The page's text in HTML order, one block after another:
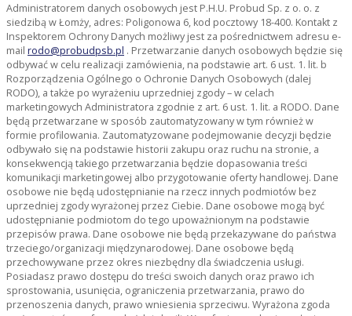
Administratorem danych osobowych jest P.H.U. Probud Sp. z o. o. z
siedzibą w Łomży, adres: Poligonowa 6, kod pocztowy 18-400. Kontakt z
Inspektorem Ochrony Danych możliwy jest za pośrednictwem adresu e-
mail rodo@probudpsb.pl . Przetwarzanie danych osobowych będzie się
odbywać w celu realizacji zamówienia, na podstawie art. 6 ust. 1. lit. b
Rozporządzenia Ogólnego o Ochronie Danych Osobowych (dalej
RODO), a także po wyrażeniu uprzedniej zgody – w celach
marketingowych Administratora zgodnie z art. 6 ust. 1. lit. a RODO. Dane
będą przetwarzane w sposób zautomatyzowany w tym również w
formie profilowania. Zautomatyzowane podejmowanie decyzji będzie
odbywało się na podstawie historii zakupu oraz ruchu na stronie, a
konsekwencją takiego przetwarzania będzie dopasowania treści
komunikacji marketingowej albo przygotowanie oferty handlowej. Dane
osobowe nie będą udostępnianie na rzecz innych podmiotów bez
uprzedniej zgody wyrażonej przez Ciebie. Dane osobowe mogą być
udostępnianie podmiotom do tego upoważnionym na podstawie
przepisów prawa. Dane osobowe nie będą przekazywane do państwa
trzeciego/organizacji międzynarodowej. Dane osobowe będą
przechowywane przez okres niezbędny dla świadczenia usługi.
Posiadasz prawo dostępu do treści swoich danych oraz prawo ich
sprostowania, usunięcia, ograniczenia przetwarzania, prawo do
przenoszenia danych, prawo wniesienia sprzeciwu. Wyrażona zgoda